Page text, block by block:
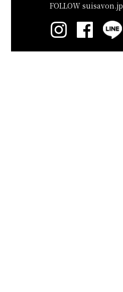
FOLLOW suisavon.jp